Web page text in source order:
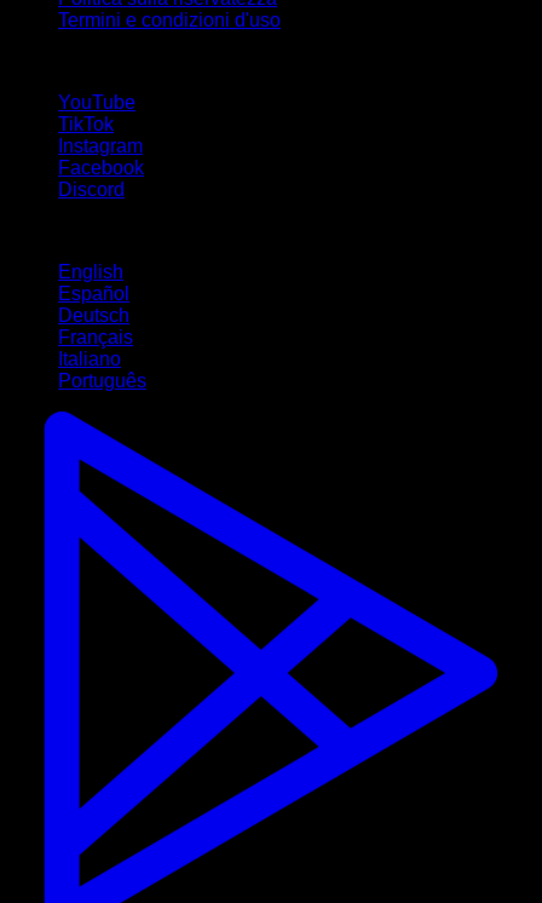
Termini e condizioni d'uso
YouTube
TikTok
Instagram
Facebook
Discord
English
Español
Deutsch
Français
Italiano
Português